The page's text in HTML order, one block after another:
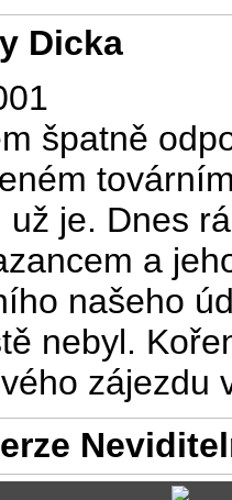
Dicka
špatně
je. Dnes
a
našeho
nebyl.
zájezdu